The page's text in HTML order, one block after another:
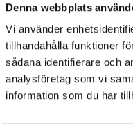
Denna webbplats
Vi använder
tillhandahålla funktioner
sådana identifierare och
analysföretag som vi
information som du har